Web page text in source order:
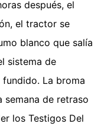
después, el
el tractor se
blanco que salía
sistema de
La broma
semana de retraso
los Testigos Del